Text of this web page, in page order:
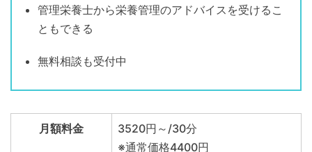
管理栄養士から栄養管理のアドバイスを受けるこ
ともできる
無料相談も受付中
月額料金
3520円～/30分
※通常価格4400円